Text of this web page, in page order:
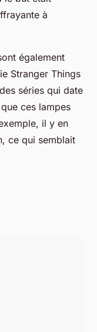
à
également
Stranger Things
séries qui date
ces lampes
il y en
ce qui semblait